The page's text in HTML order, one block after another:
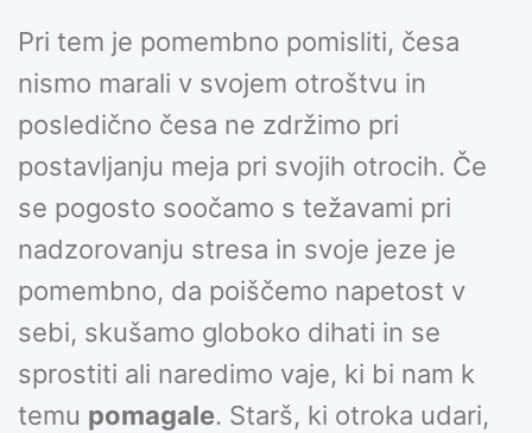
Pri tem je pomembno pomisliti, česa
nismo marali v svojem otroštvu in
posledično česa ne zdržimo pri
postavljanju meja pri svojih otrocih. Če
se pogosto soočamo s težavami pri
nadzorovanju stresa in svoje jeze je
pomembno, da poiščemo napetost v
sebi, skušamo globoko dihati in se
sprostiti ali naredimo vaje, ki bi nam k
temu pomagale. Starš, ki otroka udari,